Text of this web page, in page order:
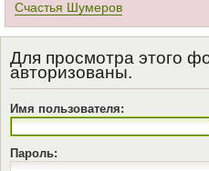
Счастья Шумеров
Для просмотра этого
авторизованы.
Имя пользователя:
Пароль: